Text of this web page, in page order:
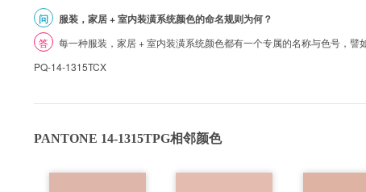
问 服装，家居 + 室内装潢系统颜色的命名规则为何？
答
每一种服装，家居 + 室内装潢系统颜色都有一个专属的名称与色号，
PQ-14-1315TCX
PANTONE 14-1315TPG相邻颜色